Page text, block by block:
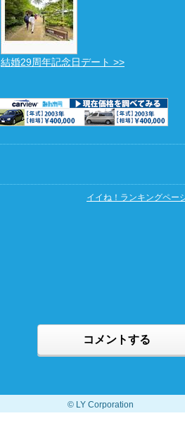
結婚29周年記念日デート >>
イイね！ランキングペー
コメントする
© LY Corporation